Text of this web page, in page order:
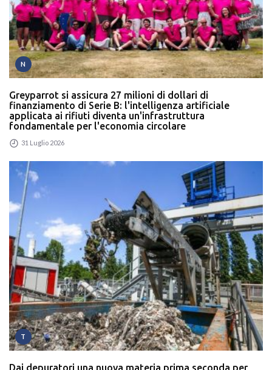
N
Greyparrot si assicura 27 milioni di dollari di
finanziamento di Serie B: l'intelligenza artificiale
applicata ai rifiuti diventa un'infrastruttura
fondamentale per l'economia circolare
31 Luglio 2026
T
Dai depuratori una nuova materia prima seconda per